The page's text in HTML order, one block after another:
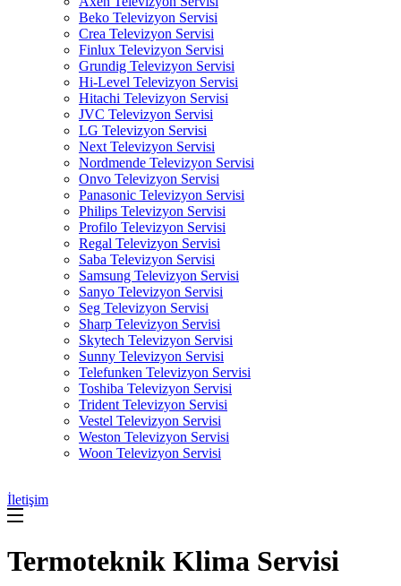
Beko Televizyon Servisi
Crea Televizyon Servisi
Finlux Televizyon Servisi
Grundig Televizyon Servisi
Hi-Level Televizyon Servisi
Hitachi Televizyon Servisi
JVC Televizyon Servisi
LG Televizyon Servisi
Next Televizyon Servisi
Nordmende Televizyon Servisi
Onvo Televizyon Servisi
Panasonic Televizyon Servisi
Philips Televizyon Servisi
Profilo Televizyon Servisi
Regal Televizyon Servisi
Saba Televizyon Servisi
Samsung Televizyon Servisi
Sanyo Televizyon Servisi
Seg Televizyon Servisi
Sharp Televizyon Servisi
Skytech Televizyon Servisi
Sunny Televizyon Servisi
Telefunken Televizyon Servisi
Toshiba Televizyon Servisi
Trident Televizyon Servisi
Vestel Televizyon Servisi
Weston Televizyon Servisi
Woon Televizyon Servisi
İletişim
Termoteknik Klima Servisi